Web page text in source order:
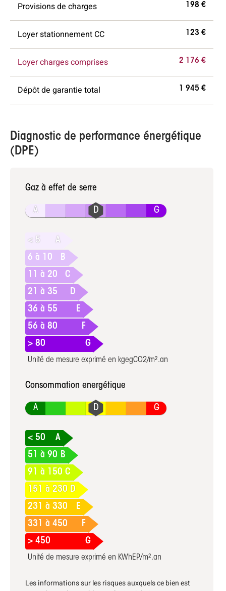
Provisions de charges 198 €
Loyer stationnement CC 123 €
Loyer charges comprises 2 176 €
Dépôt de garantie total 1 945 €
Diagnostic de performance énergétique
(DPE)
Gaz à effet de serre
A G
< 5
A
6 à 10
B
11 à 20
C
21 à 35
D
36 à 55
E
56 à 80
F
> 80
G
Unité de mesure exprimé en kgegCO2/m².an
Consommation energétique
A G
< 50
A
51 à 90 B
91 à 150 C
151 à 230 D
231 à 330
E
331 à 450
F
> 450
G
Unité de mesure exprimé en KWhEP/m².an
Les informations sur les risques auxquels ce bien est